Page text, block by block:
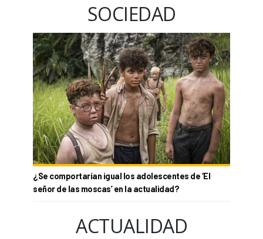
SOCIEDAD
¿Se comportarían igual los adolescentes de ‘El
señor de las moscas’ en la actualidad?
ACTUALIDAD